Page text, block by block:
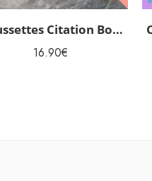
Chaussettes Citation Bonheur
16.90€